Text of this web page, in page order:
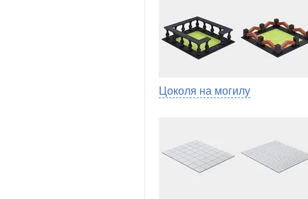
Цоколя на могилу